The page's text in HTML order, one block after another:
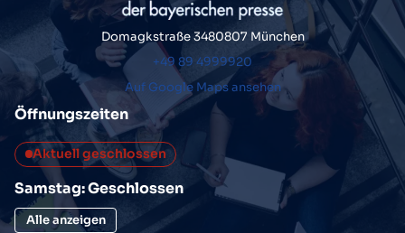
Öffnungszeiten
Aktuell geschlossen
Samstag: Geschlossen
Alle anzeigen
Domagkstraße 3480807 München
+49 89 4999920
Auf Google Maps ansehen